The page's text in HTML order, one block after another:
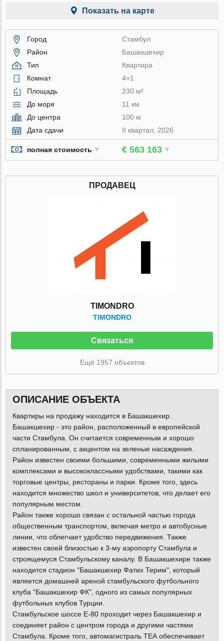
Показать на карте
Город
Стамбул
Район
Башакшехир
Тип
Квартира
Комнат
4+1
Площадь
230 м²
До моря
11 км
До центра
100 м
Дата сдачи
II квартал, 2026
полная стоимость € 563 163
ПРОДАВЕЦ
TIMONDRO
TIMONDRO
Связаться
Ещё 1957 объектов
ОПИСАНИЕ ОБЪЕКТА
Квартиры на продажу находится в Башакшехир.
Башакшехир - это район, расположенный в европейской
части Стамбула. Он считается современным и хорошо
спланированным, с акцентом на зеленые насаждения.
Район известен своими большими, современными жилыми
комплексами и высококлассными удобствами, такими как
торговые центры, рестораны и парки. Кроме того, здесь
находится множество школ и университетов, что делает его
популярным местом.
Район также хорошо связан с остальной частью города
общественным транспортом, включая метро и автобусные
линии, что облегчает удобство передвижения. Также
известен своей близостью к 3-му аэропорту Стамбула и
строящемуся Стамбульскому каналу. В Башакшехире также
находится стадион "Башакшехир Фатих Терим", который
является домашней ареной стамбульского футбольного
клуба "Башакшехир ФК", одного из самых популярных
футбольных клубов Турции.
Стамбульское шоссе E-80 проходит через Башакшехир и
соединяет район с центром города и другими частями
Стамбула. Кроме того, автомагистраль ТЕА обеспечивает